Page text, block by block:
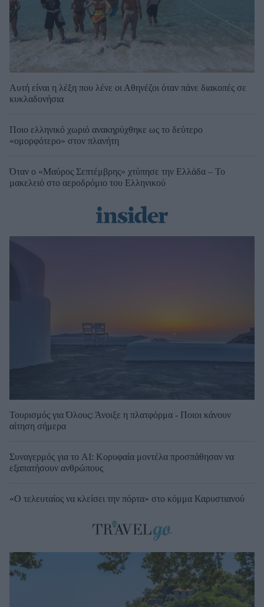
Αυτή είναι η λέξη που λένε οι Αθηνέζοι όταν πάνε διακοπές σε
κυκλαδονήσια
Ποιο ελληνικό χωριό ανακηρύχθηκε ως το δεύτερο
«ομορφότερο» στον πλανήτη
Όταν ο «Μαύρος Σεπτέμβρης» χτύπησε την Ελλάδα – Το
μακελειό στο αεροδρόμιο του Ελληνικού
Τουρισμός για Όλους: Άνοιξε η πλατφόρμα - Ποιοι κάνουν
αίτηση σήμερα
Συναγερμός για το AI: Κορυφαία μοντέλα προσπάθησαν να
εξαπατήσουν ανθρώπους
«Ο τελευταίος να κλείσει την πόρτα» στο κόμμα Καρυστιανού